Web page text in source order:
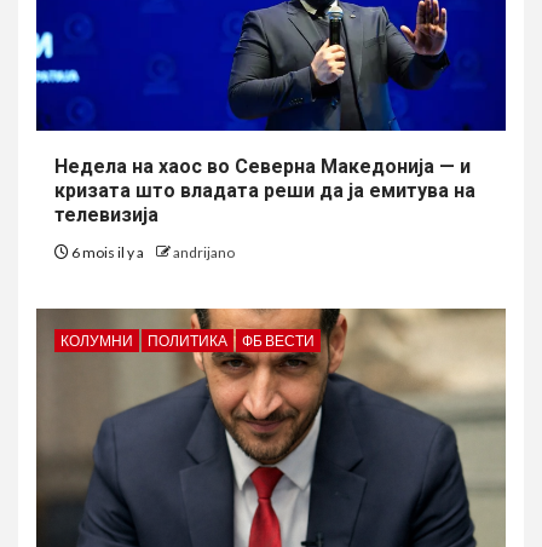
Недела на хаос во Северна Македонија — и
кризата што владата реши да ја емитува на
телевизија
6 mois il y a andrijano
КОЛУМНИ ПОЛИТИКА ФБ ВЕСТИ